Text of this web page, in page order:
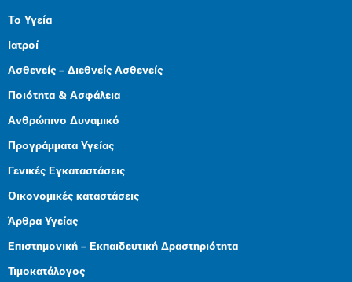
Το Υγεία
Ιατροί
Ασθενείς – Διεθνείς Ασθενείς
Ποιότητα & Ασφάλεια
Ανθρώπινο Δυναμικό
Προγράμματα Υγείας
Γενικές Εγκαταστάσεις
Οικονομικές καταστάσεις
Άρθρα Υγείας
Επιστημονική – Εκπαιδευτική Δραστηριότητα
Τιμοκατάλογος